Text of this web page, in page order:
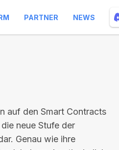
PARTNER NEWS
auf den Smart Contracts
neue Stufe der
Genau wie ihre